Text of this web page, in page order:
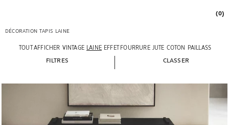
(0)
DÉCORATION TAPIS LAINE
TOUT AFFICHER VINTAGE LAINE EFFET FOURRURE JUTE COTON PAILLASSONS
FILTRES CLASSER